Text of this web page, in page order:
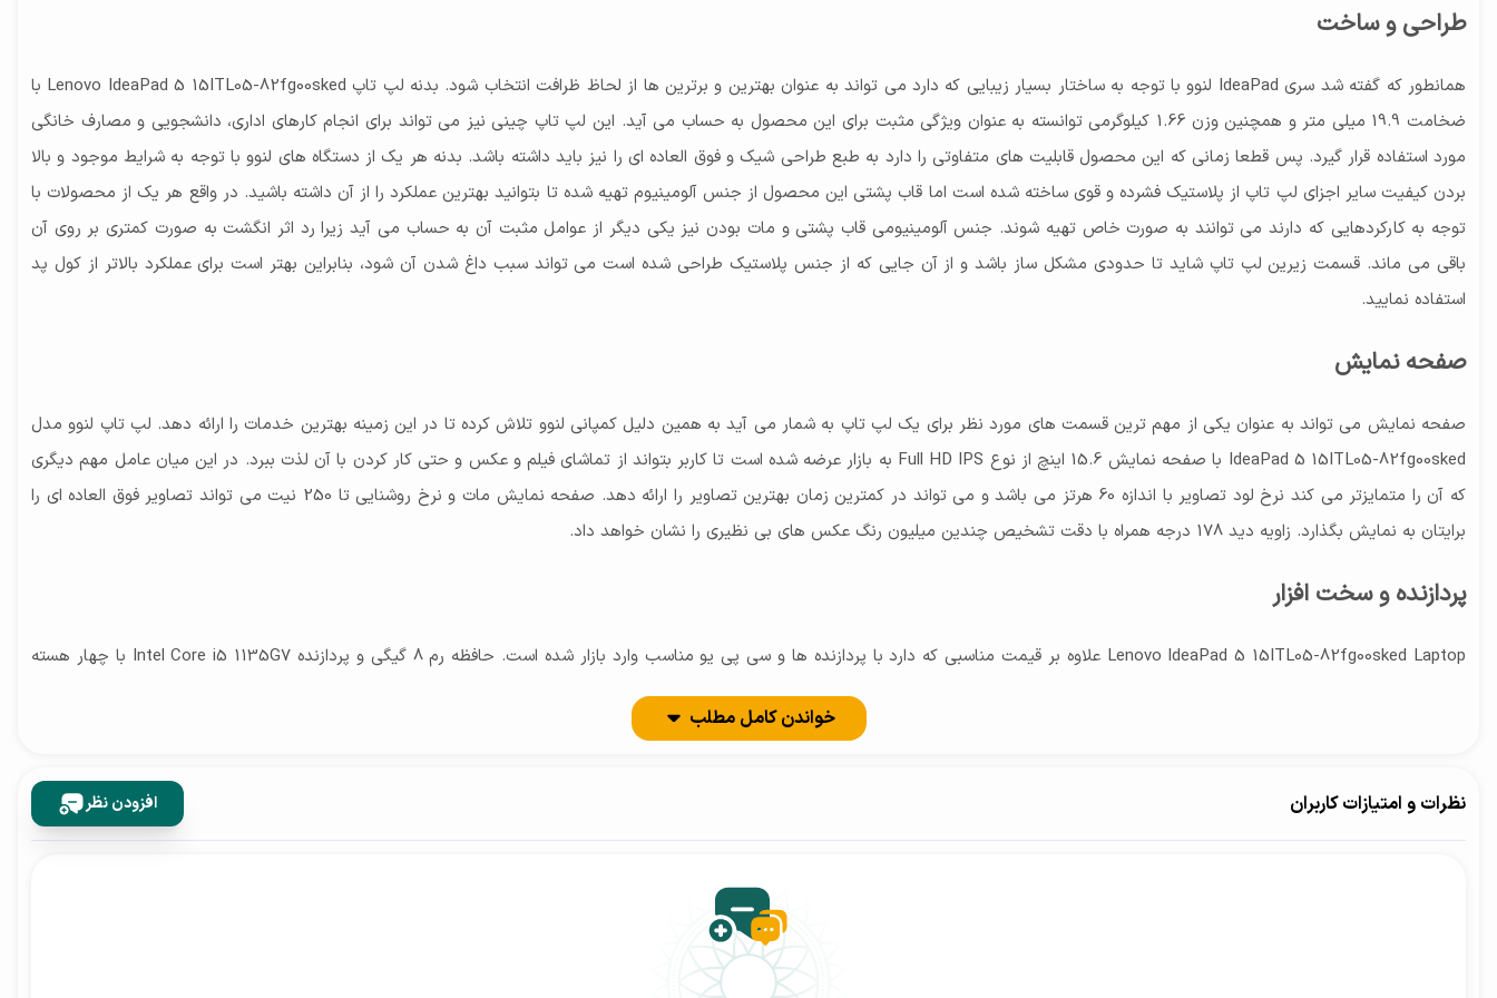
طراحی و ساخت
همانطور که گفته شد سری IdeaPad لنوو با توجه به ساختار بسیار زیبایی که دارد می تواند به عنوان بهترین و برترین ها از لحاظ ظرافت انتخاب شود. بدنه لپ تاپ Lenovo IdeaPad 5 15ITL05-82fg00sked با
ضخامت 19.9 میلی متر و همچنین وزن 1.66 کیلوگرمی توانسته به عنوان ویژگی مثبت برای این محصول به حساب می آید. این لپ تاپ چینی نیز می تواند برای انجام کارهای اداری، دانشجویی و مصارف خانگی
مورد استفاده قرار گیرد. پس قطعا زمانی که این محصول قابلیت های متفاوتی را دارد به طبع طراحی شیک و فوق العاده ای را نیز باید داشته باشد. بدنه هر یک از دستگاه های لنوو با توجه به شرایط موجود و بالا
بردن کیفیت سایر اجزای لپ تاپ از پلاستیک فشرده و قوی ساخته شده است اما قاب پشتی این محصول از جنس آلومینیوم تهیه شده تا بتوانید بهترین عملکرد را از آن داشته باشید. در واقع هر یک از محصولات با
توجه به کارکردهایی که دارند می توانند به صورت خاص تهیه شوند. جنس آلومینیومی قاب پشتی و مات بودن نیز یکی دیگر از عوامل مثبت آن به حساب می آید زیرا رد اثر انگشت به صورت کمتری بر روی آن
باقی می ماند. قسمت زیرین لپ تاپ شاید تا حدودی مشکل ساز باشد و از آن جایی که از جنس پلاستیک طراحی شده است می تواند سبب داغ شدن آن شود، بنابراین بهتر است برای عملکرد بالاتر از کول پد
استفاده نمایید.
صفحه نمایش
صفحه نمایش می تواند به عنوان یکی از مهم ترین قسمت های مورد نظر برای یک لپ تاپ به شمار می آید به همین دلیل کمپانی لنوو تلاش کرده تا در این زمینه بهترین خدمات را ارائه دهد. لپ تاپ لنوو مدل
IdeaPad 5 15ITL05-82fg00sked با صفحه نمایش 15.6 اینچ از نوع Full HD IPS به بازار عرضه شده است تا کاربر بتواند از تماشای فیلم و عکس و حتی کار کردن با آن لذت ببرد. در این میان عامل مهم دیگری
که آن را متمایزتر می کند نرخ لود تصاویر با اندازه 60 هرتز می باشد و می تواند در کمترین زمان بهترین تصاویر را ارائه دهد. صفحه نمایش مات و نرخ روشنایی تا 250 نیت می تواند تصاویر فوق العاده ای را
برایتان به نمایش بگذارد. زاویه دید 178 درجه همراه با دقت تشخیص چندین میلیون رنگ عکس های بی نظیری را نشان خواهد داد.
پردازنده و سخت افزار
Lenovo IdeaPad 5 15ITL05-82fg00sked Laptop علاوه بر قیمت مناسبی که دارد با پردازنده ها و سی پی یو مناسب وارد بازار شده است. حافظه رم 8 گیگی و پردازنده Intel Core i5 1135G7 با چهار هسته
Xe Graphics می تواند بسیاری از داده ها را پردازش کرده و همچنین بازی های سنگین و امور گرافیکی 2 بعدی را بدون هیچ گونه لگی برایتان به اجرا در آورد. بنابراین در صورتی که در انتخاب رایانه خود تردید
امنیت و دوربین (وبکم)
امنیت رایانه های شخصی برای بسیاری از کاربران می تواند چالش برانگیز باشد و آن هم به این دلیل است که اطلاعات این گونه دستگاه ها می تواند به راحتی مورد سرقت قرار بگیرد. ولی شرکت لنوو برای این مورد
خواندن کامل مطلب
نظرات و امتیازات کاربران افزودن نظر